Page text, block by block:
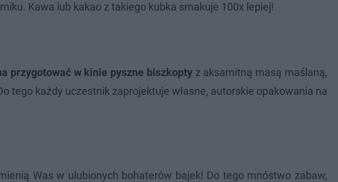
Kawa lub kakao z takiego kubka smakuje 100x lepiej!
przygotować w kinie pyszne biszkoptyz aksamitną masą maślaną,
tego każdy uczestnik zaprojektuje własne, autorskie opakowania na
Was w ulubionych bohaterów bajek! Do tego mnóstwo zabaw,